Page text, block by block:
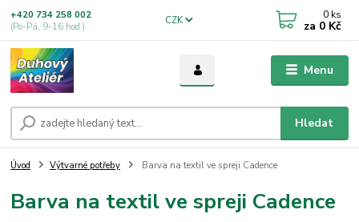
Menu
CZK
Hledat
+420 734 258 002
(Po-Pá, 9-16 hod.)
0 ks
za 0 Kč
Úvod Výtvarné potřeby Barva na textil ve spreji Cadence
Barva na textil ve spreji Cadence